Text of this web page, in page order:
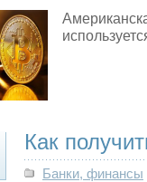
Как
Банки, финансы